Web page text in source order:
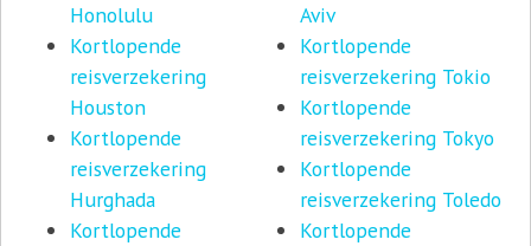
Honolulu
Kortlopende
reisverzekering
Houston
Kortlopende
reisverzekering
Hurghada
Kortlopende
Aviv
Kortlopende
reisverzekering Tokio
Kortlopende
reisverzekering Tokyo
Kortlopende
reisverzekering Toledo
Kortlopende